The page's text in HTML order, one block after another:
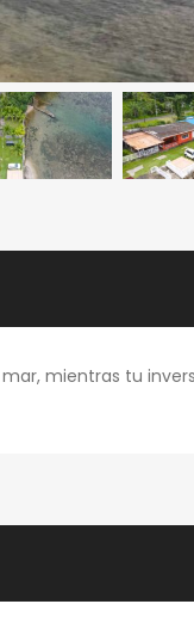
mientras tu